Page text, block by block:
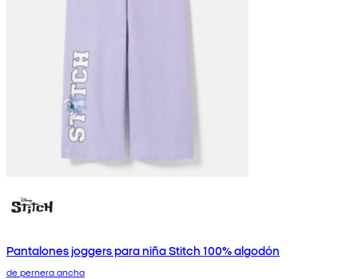
Pantalones joggers para niña Stitch 100% algodón
de pernera ancha